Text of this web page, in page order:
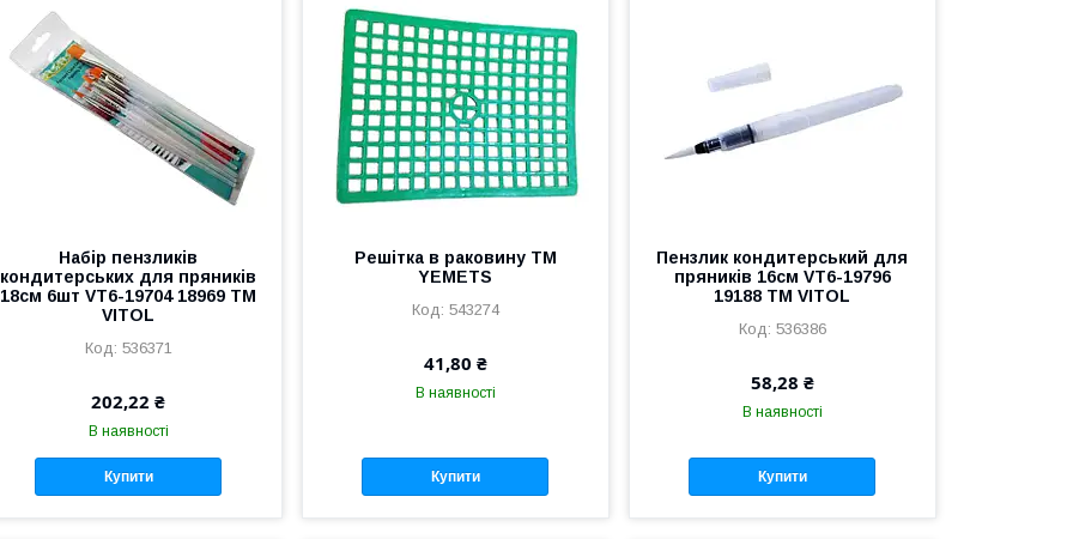
Набір пензликів
кондитерських для пряників
18см 6шт VT6-19704 18969 ТМ
VITOL
536371
202,22 ₴
В наявності
Купити
Решітка в раковину ТМ
YEMETS
543274
41,80 ₴
В наявності
Купити
Пензлик кондитерський для
пряників 16см VT6-19796
19188 ТМ VITOL
536386
58,28 ₴
В наявності
Купити